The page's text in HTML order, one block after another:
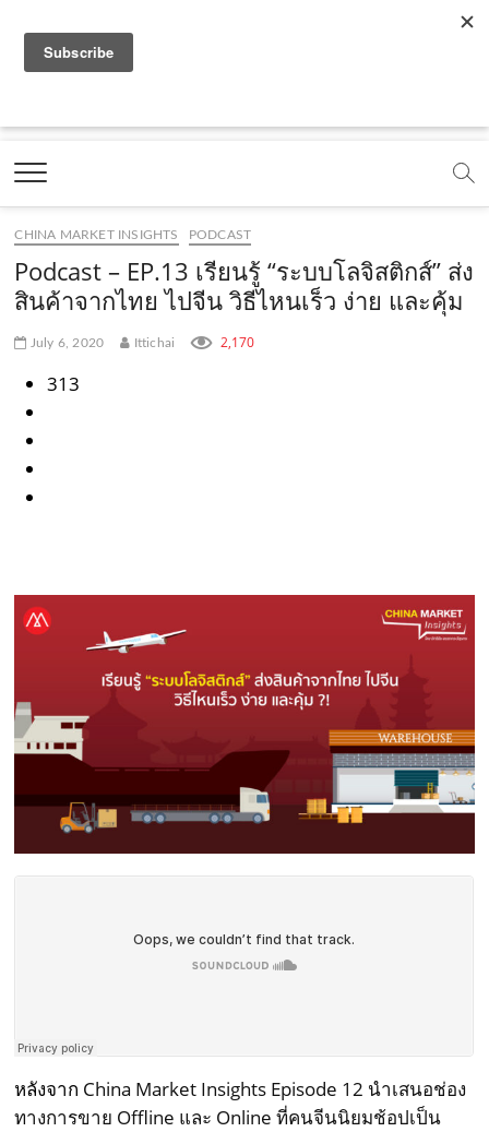
a
e
b
o
o
k
o
t
b
e
.
.
o
e
m
e
t
g
r
a
t
k
.
c
Marketing Oops!
DIGITAL | CREATIVE | ADVERTISING | CAMPAIGN |
CHINA MARKET INSIGHTS PODCAST
Podcast – EP.13 เรียนรู้ “ระบบโลจิสติกส์” ส่ง
สินค้าจากไทย ไปจีน วิธีไหนเร็ว ง่าย และคุ้ม
July 6, 2020 Ittichai 2,170
313
หลังจาก China Market Insights Episode 12 นำเสนอช่อง
ทางการขาย Offline และ Online ที่คนจีนนิยมช้อปเป็น